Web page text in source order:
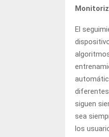
El
siguen
sea
los